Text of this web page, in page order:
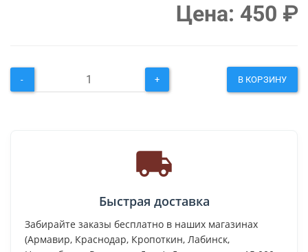
Цена: 450 ₽
- + В КОРЗИНУ
Быстрая доставка
Забирайте заказы бесплатно в наших магазинах
(Армавир, Краснодар, Кропоткин, Лабинск,